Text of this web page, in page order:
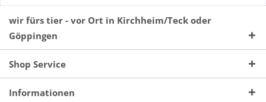
wir fürs tier - vor Ort in Kirchheim/Teck oder
Göppingen
Shop Service
Informationen